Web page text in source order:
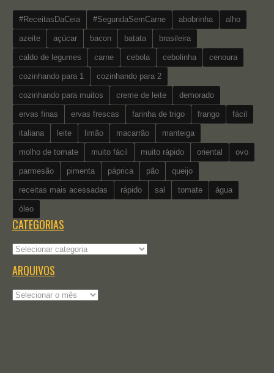
#ReceitasDaCeia #SegundaSemCarne abobrinha alho
azeite açúcar bacon batata brasileira
caldo de legumes carne cebola cebolinha cenoura
cozinhando para 1 cozinhando para 2
cozinhando para muitos creme de leite demorado
ervas finas ervas frescas farinha de trigo frango fácil
italiana leite limão macarrão manteiga
molho de tomate muito fácil muito rápido oriental ovo
parmesão pimenta páprica pão queijo
receitas mais acessadas rápido sal tomate água
óleo
CATEGORIAS
Categorias
ARQUIVOS
Arquivos